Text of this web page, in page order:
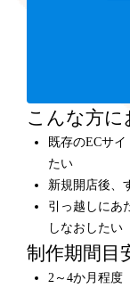
こんな方
既存のECサ
たい
新規開店後、
引っ越しにあ
しなおしたい
制作期間目
2～4か月程度